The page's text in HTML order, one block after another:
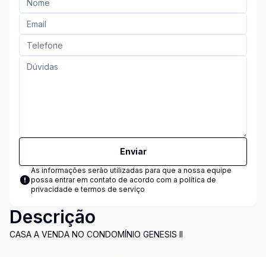
Enviar
As informações serão utilizadas para que a nossa equipe
possa entrar em contato de acordo com a política de
privacidade e termos de serviço
Descrição
CASA A VENDA NO CONDOMÍNIO GENESIS II